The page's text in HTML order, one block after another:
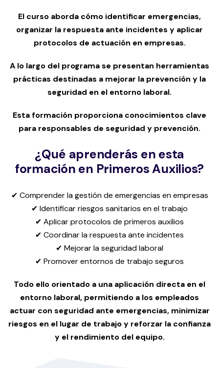
El curso aborda cómo identificar emergencias,
organizar la respuesta ante incidentes y aplicar
protocolos de actuación en empresas.
A lo largo del programa se presentan herramientas
prácticas destinadas a mejorar la prevención y la
seguridad en el entorno laboral.
Esta formación proporciona conocimientos clave
para responsables de seguridad y prevención.
¿Qué aprenderás en esta
formación en Primeros Auxilios?
✔ Comprender la gestión de emergencias en empresas
✔ Identificar riesgos sanitarios en el trabajo
✔ Aplicar protocolos de primeros auxilios
✔ Coordinar la respuesta ante incidentes
✔ Mejorar la seguridad laboral
✔ Promover entornos de trabajo seguros
Todo ello orientado a una aplicación directa en el
entorno laboral, permitiendo a los empleados
actuar con seguridad ante emergencias, minimizar
riesgos en el lugar de trabajo y reforzar la confianza
y el rendimiento del equipo.